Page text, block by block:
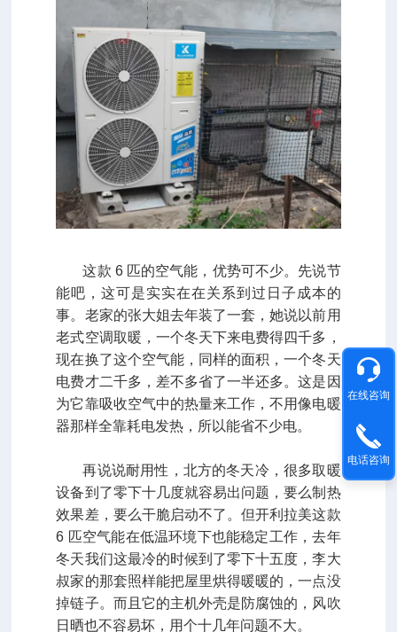
这款 6 匹的空气能，优势可不少。先说节
能吧，这可是实实在在关系到过日子成本的
事。老家的张大姐去年装了一套，她说以前用
老式空调取暖，一个冬天下来电费得四千多，
现在换了这个空气能，同样的面积，一个冬天
电费才二千多，差不多省了一半还多。这是因
为它靠吸收空气中的热量来工作，不用像电暖
器那样全靠耗电发热，所以能省不少电。
再说说耐用性，北方的冬天冷，很多取暖
设备到了零下十几度就容易出问题，要么制热
效果差，要么干脆启动不了。但开利拉美这款
6 匹空气能在低温环境下也能稳定工作，去年
冬天我们这最冷的时候到了零下十五度，李大
叔家的那套照样能把屋里烘得暖暖的，一点没
掉链子。而且它的主机外壳是防腐蚀的，风吹
日晒也不容易坏，用个十几年问题不大。
在线咨询
电话咨询